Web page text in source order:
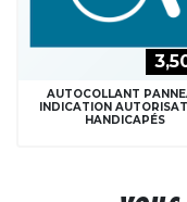
AUTOCOLLANT
INDICATION
HANDICAPÉS